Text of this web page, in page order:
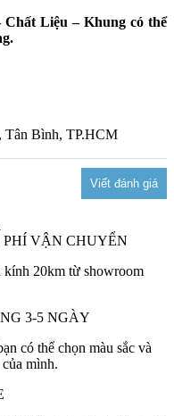
Liệu – Khung có thể
Tân Bình, TP.HCM
PHÍ VẬN CHUYỂN
kính 20km từ showroom
3-5 NGÀY
có thể chọn màu sắc và
mình.